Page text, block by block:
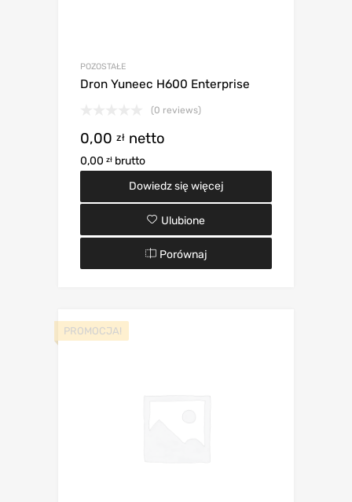
POZOSTAŁE
Dron Yuneec H600 Enterprise
(0 reviews)
0,00 zł netto
0,00 zł brutto
Dowiedz się więcej
Ulubione
Porównaj
PROMOCJA!